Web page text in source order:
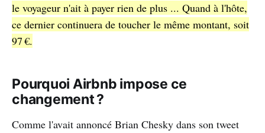
le voyageur n'ait à payer rien de plus ... Quand à l'hôte,
ce dernier continuera de toucher le même montant, soit
97 €.
Pourquoi Airbnb impose ce
changement ?
Comme l'avait annoncé Brian Chesky dans son tweet